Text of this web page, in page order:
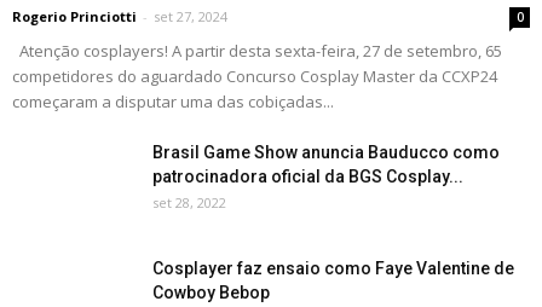
Rogerio Princiotti - set 27, 2024 0
Atenção cosplayers! A partir desta sexta-feira, 27 de setembro, 65
competidores do aguardado Concurso Cosplay Master da CCXP24
começaram a disputar uma das cobiçadas...
Brasil Game Show anuncia Bauducco como
patrocinadora oficial da BGS Cosplay...
set 28, 2022
Cosplayer faz ensaio como Faye Valentine de
Cowboy Bebop